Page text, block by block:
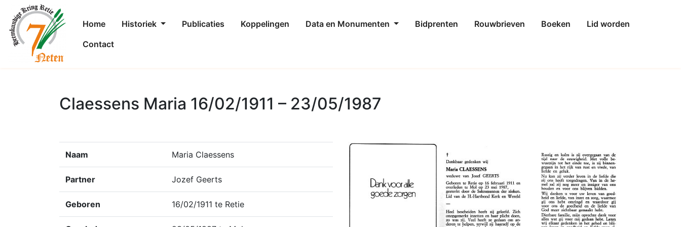
Home Historiek Publicaties Koppelingen Data en Monumenten Bidprenten Rouwbrieven Boeken
Lid worden
Contact
Claessens Maria 16/02/1911 – 23/05/1987
Naam Maria Claessens
Partner Jozef Geerts
Geboren 16/02/1911 te Retie